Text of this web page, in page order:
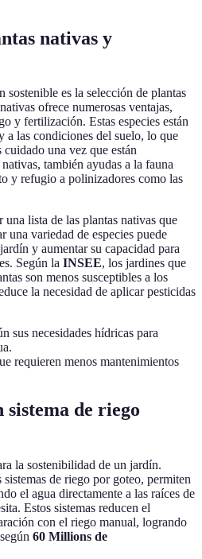
nativas y
es la selección de plantas
ofrece numerosas ventajas,
y fertilización. Estas especies están
a las condiciones del suelo, lo que
una vez que están
también ayudas a la fauna
y refugio a polinizadores como las
una lista de las plantas nativas que
una variedad de especies puede
y aumentar su capacidad para
Según la INSEE, los jardines que
son menos susceptibles a los
la necesidad de aplicar pesticidas
sus necesidades hídricas para
requieren menos mantenimientos
de riego
la sostenibilidad de un jardín.
de riego por goteo, permiten
el agua directamente a las raíces de
Estos sistemas reducen el
con el riego manual, logrando
60 Millions de